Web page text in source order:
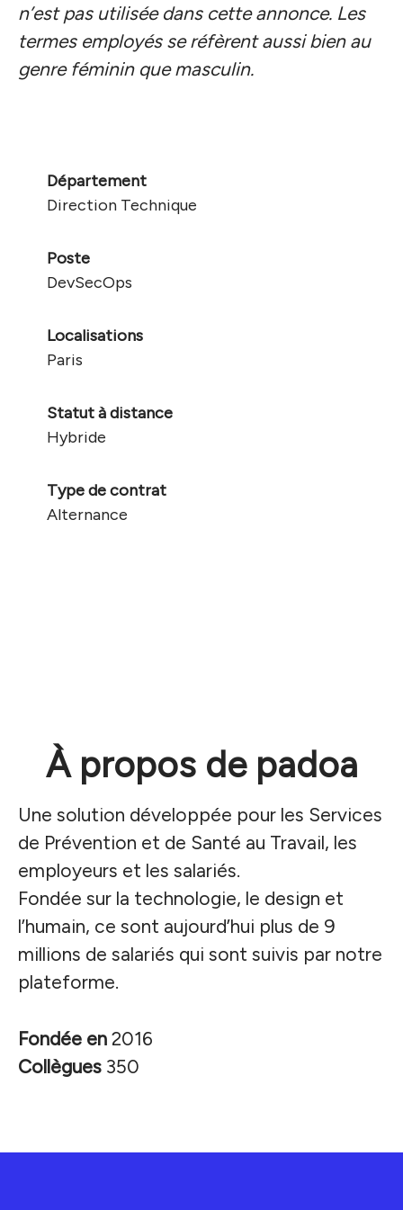
n’est pas utilisée dans cette annonce. Les
termes employés se réfèrent aussi bien au
genre féminin que masculin.
Département
Direction Technique
Poste
DevSecOps
Localisations
Paris
Statut à distance
Hybride
Type de contrat
Alternance
À propos de padoa
Une solution développée pour les Services
de Prévention et de Santé au Travail, les
employeurs et les salariés.
Fondée sur la technologie, le design et
l’humain, ce sont aujourd’hui plus de 9
millions de salariés qui sont suivis par notre
plateforme.
Fondée en 2016
Collègues 350